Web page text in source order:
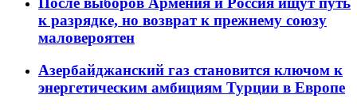
к разрядке, но возврат к прежнему союзу
маловероятен
Азербайджанский газ становится ключом к
энергетическим амбициям Турции в Европе